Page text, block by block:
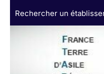
Rechercher un